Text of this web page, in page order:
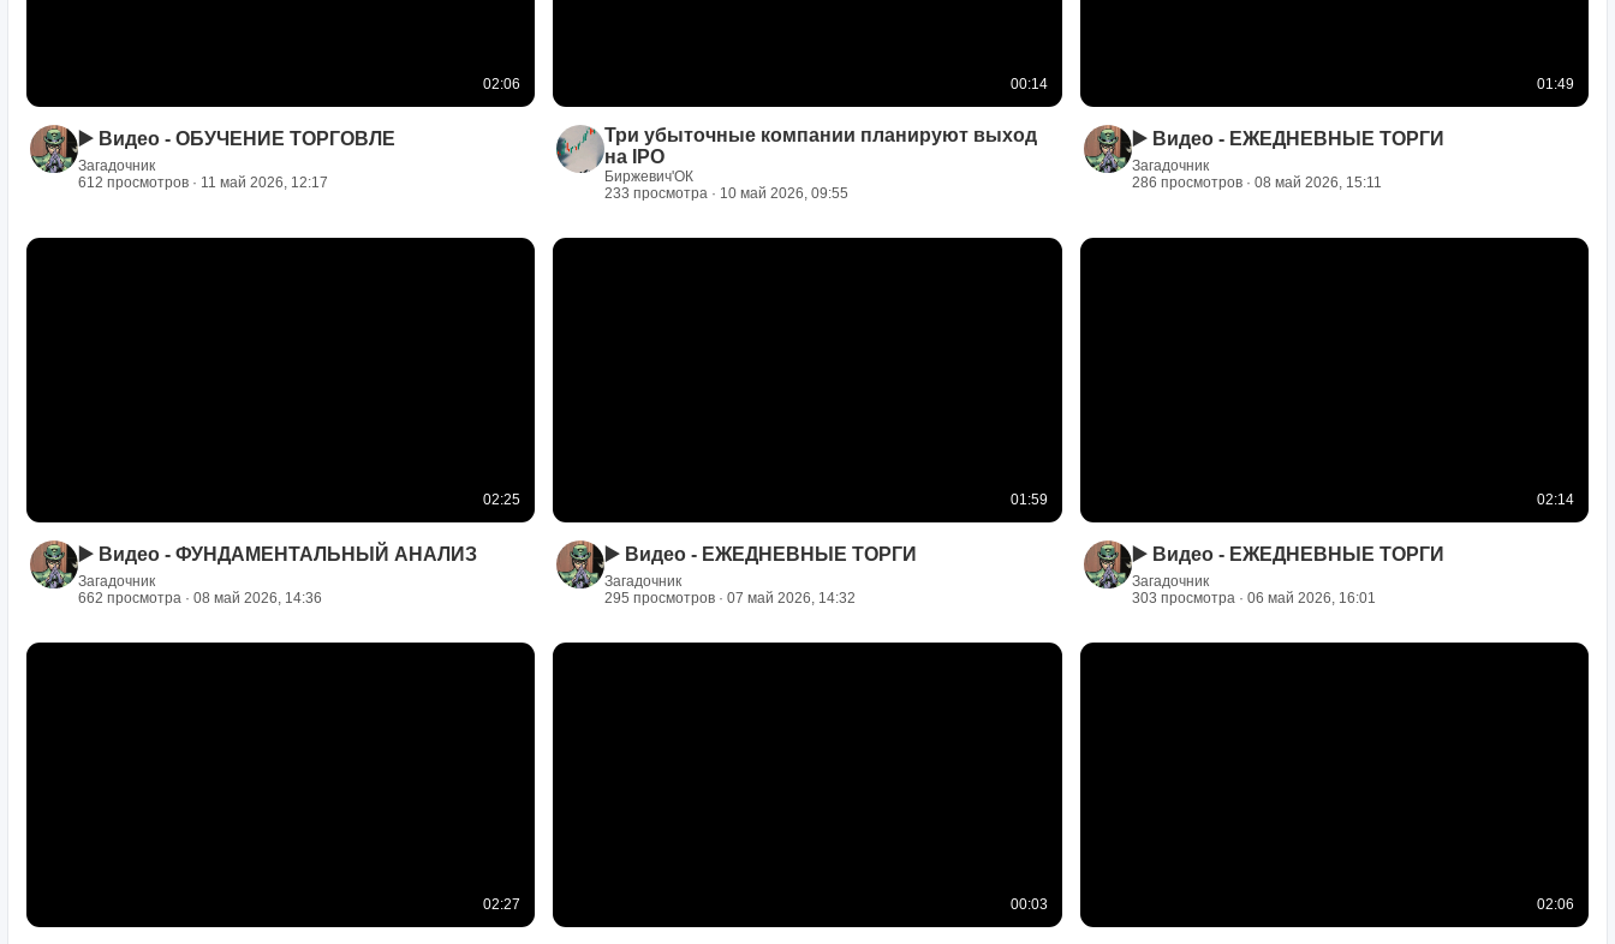
02:06
▶️ Видео - ОБУЧЕНИЕ ТОРГОВЛЕ
Загадочник
612 просмотров · 11 май 2026, 12:17
00:14
Три убыточные компании планируют выход
на IPO
Биржевич'ОК
233 просмотра · 10 май 2026, 09:55
01:49
▶️ Видео - ЕЖЕДНЕВНЫЕ ТОРГИ
Загадочник
286 просмотров · 08 май 2026, 15:11
02:25
▶️ Видео - ФУНДАМЕНТАЛЬНЫЙ АНАЛИЗ
Загадочник
662 просмотра · 08 май 2026, 14:36
01:59
▶️ Видео - ЕЖЕДНЕВНЫЕ ТОРГИ
Загадочник
295 просмотров · 07 май 2026, 14:32
02:14
▶️ Видео - ЕЖЕДНЕВНЫЕ ТОРГИ
Загадочник
303 просмотра · 06 май 2026, 16:01
02:27 00:03 02:06